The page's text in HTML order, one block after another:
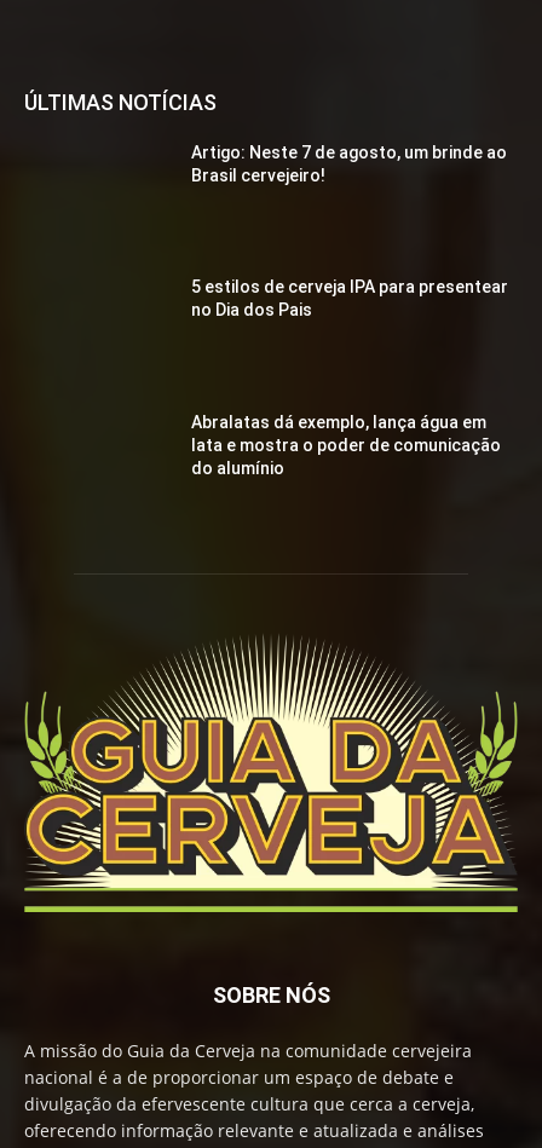
ÚLTIMAS NOTÍCIAS
Artigo: Neste 7 de agosto, um brinde ao
Brasil cervejeiro!
5 estilos de cerveja IPA para presentear
no Dia dos Pais
Abralatas dá exemplo, lança água em
lata e mostra o poder de comunicação
do alumínio
SOBRE NÓS
A missão do Guia da Cerveja na comunidade cervejeira
nacional é a de proporcionar um espaço de debate e
divulgação da efervescente cultura que cerca a cerveja,
oferecendo informação relevante e atualizada e análises